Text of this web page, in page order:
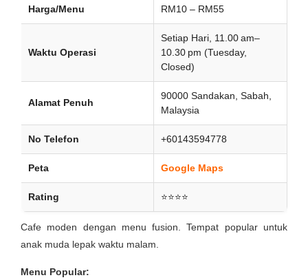
Harga/Menu RM10 – RM55
Waktu Operasi
Setiap Hari, 11.00 am–
10.30 pm (Tuesday,
Closed)
Alamat Penuh
90000 Sandakan, Sabah,
Malaysia
No Telefon +60143594778
Peta Google Maps
Rating ⭐⭐⭐⭐
Cafe moden dengan menu fusion. Tempat popular untuk
anak muda lepak waktu malam.
Menu Popular: